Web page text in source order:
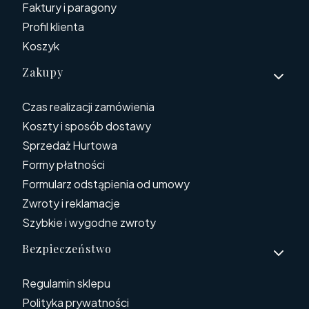
Faktury i paragony
Profil klienta
Koszyk
Zakupy
Czas realizacji zamówienia
Koszty i sposób dostawy
Sprzedaż Hurtowa
Formy płatności
Formularz odstąpienia od umowy
Zwroty i reklamacje
Szybkie i wygodne zwroty
Bezpieczeństwo
Regulamin sklepu
Polityka prywatności